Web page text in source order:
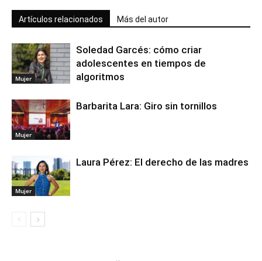
Artículos relacionados Más del autor
Mujer
Soledad Garcés: cómo criar
adolescentes en tiempos de
algoritmos
Mujer
Barbarita Lara: Giro sin tornillos
Mujer
Laura Pérez: El derecho de las madres